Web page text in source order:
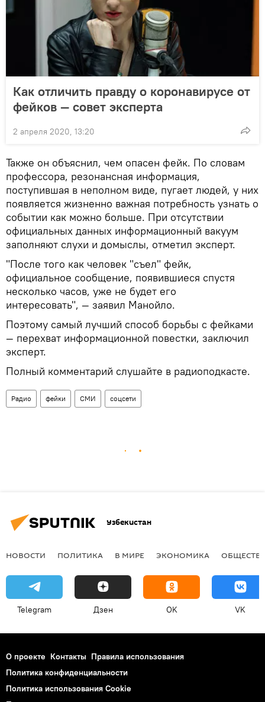
Как отличить правду о коронавирусе от
фейков — совет эксперта
2 апреля 2020, 13:20
Также он объяснил, чем опасен фейк. По словам
профессора, резонансная информация,
поступившая в неполном виде, пугает людей, у них
появляется жизненно важная потребность узнать о
событии как можно больше. При отсутствии
официальных данных информационный вакуум
заполняют слухи и домыслы, отметил эксперт.
"После того как человек "съел" фейк,
официальное сообщение, появившиеся спустя
несколько часов, уже не будет его
интересовать", — заявил Манойло.
Поэтому самый лучший способ борьбы с фейками
— перехват информационной повестки, заключил
эксперт.
Полный комментарий слушайте в радиоподкасте.
Радио фейки СМИ соцсети
Узбекистан
НОВОСТИ ПОЛИТИКА В МИРЕ ЭКОНОМИКА
Telegram Дзен OK VK
О проекте Контакты Правила использования
Политика конфиденциальности
Политика использования Cookie